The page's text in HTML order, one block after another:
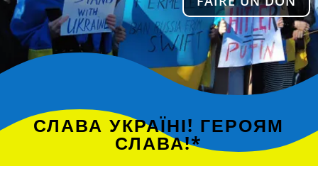
СЛАВА УКРАЇНІ! ГЕРОЯМ
СЛАВА!*